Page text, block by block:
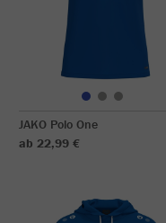
JAKO Polo One
ab 22,99 €